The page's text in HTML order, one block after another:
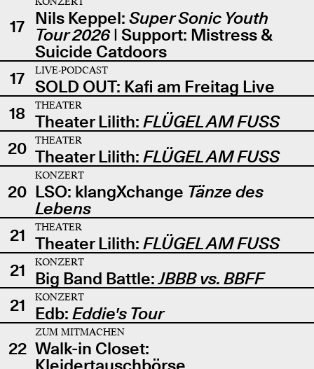
17 Nils Keppel: Super Sonic Youth
Tour 2026| Support: Mistress &
Suicide Catdoors
17
LIVE-PODCAST
SOLD OUT: Kafi am Freitag Live
18
THEATER
Theater Lilith: FLÜGEL AM FUSS
20
THEATER
Theater Lilith: FLÜGEL AM FUSS
20
KONZERT
LSO: klangXchange Tänze des
Lebens
21
THEATER
Theater Lilith: FLÜGEL AM FUSS
21
KONZERT
Big Band Battle:JBBB vs. BBFF
21
KONZERT
Edb: Eddie's Tour
22
ZUM MITMACHEN
Walk-in Closet: